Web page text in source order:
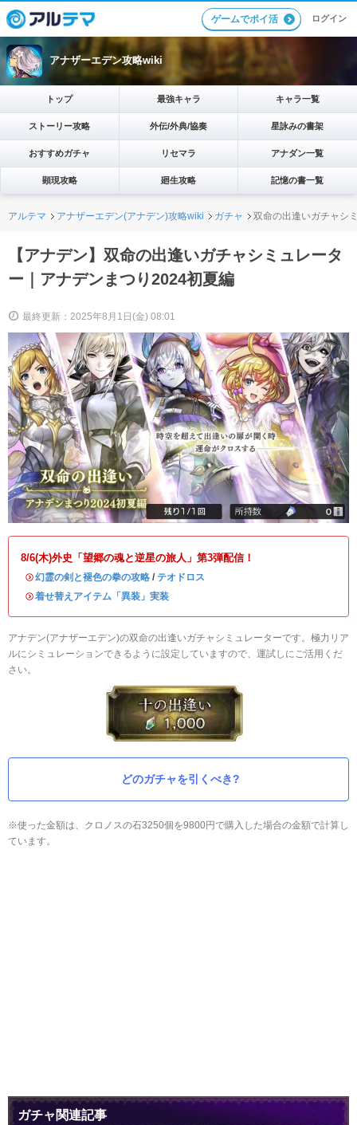
ゲームでポイ活 ログイン
アナザーエデン攻略wiki
トップ 最強キャラ キャラ一覧
ストーリー攻略 外伝/外典/協奏 星詠みの書架
おすすめガチャ リセマラ アナダン一覧
顕現攻略 廻生攻略 記憶の書一覧
アルテマ アナザーエデン(アナデン)攻略wiki ガチャ 双命の出逢いガチャシ
【アナデン】双命の出逢いガチャシミュレータ
ー｜アナデンまつり2024初夏編
最終更新：2025年8月1日(金) 08:01
8/6(木)外史「望郷の魂と逆星の旅人」第3弾配信！
・幻霊の剣と褪色の拳の攻略 / テオドロス
・着せ替えアイテム「異装」実装
アナデン(アナザーエデン)の双命の出逢いガチャシミュレーターです。極力リア
ルにシミュレーションできるように設定していますので、運試しにご活用くだ
さい。
どのガチャを引くべき?
※使った金額は、クロノスの石3250個を9800円で購入した場合の金額で計算し
ています。
ガチャ関連記事